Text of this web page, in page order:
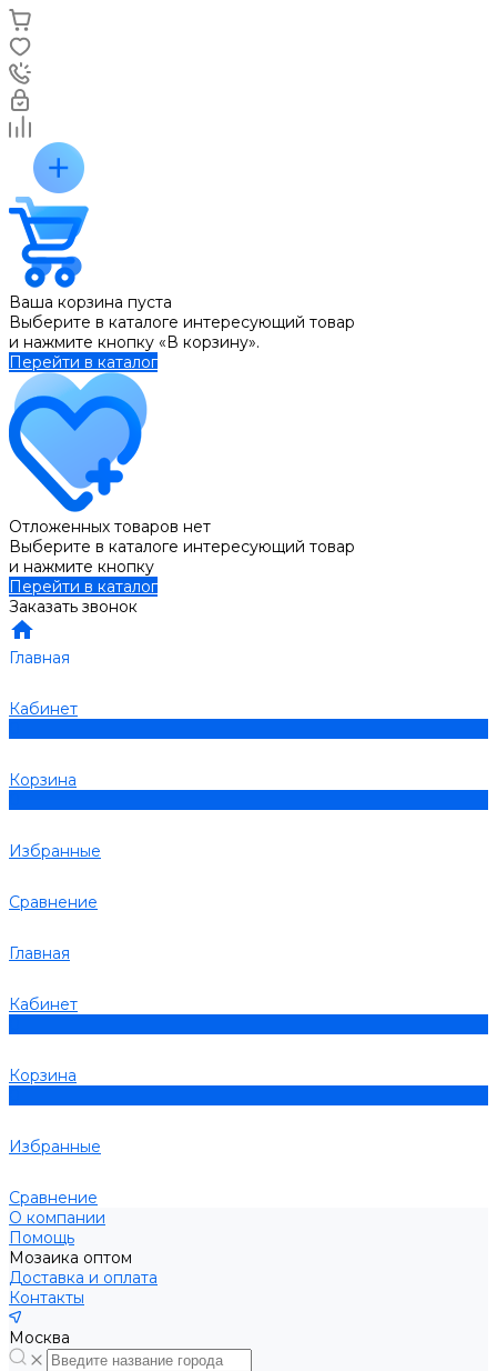
Ваша корзина пуста
Выберите в каталоге интересующий товар
и нажмите кнопку «В корзину».
Перейти в каталог
Отложенных товаров нет
Выберите в каталоге интересующий товар
и нажмите кнопку
Перейти в каталог
Заказать звонок
Главная
Кабинет
Корзина
Избранные
Сравнение
Главная
Кабинет
Корзина
Избранные
Сравнение
О компании
Помощь
Мозаика оптом
Доставка и оплата
Контакты
Москва